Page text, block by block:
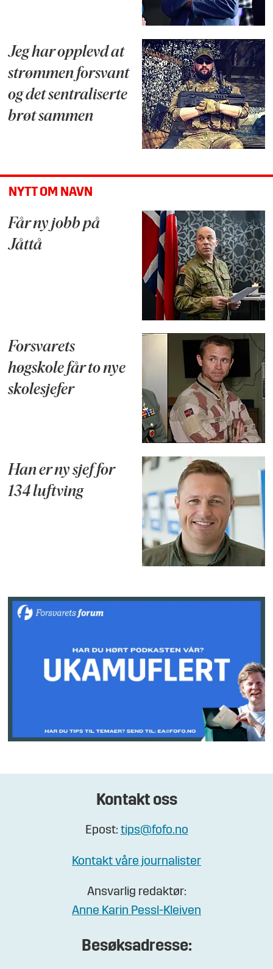
Jeg har opplevd at
strømmen forsvant
og det sentraliserte
brøt sammen
NYTT OM NAVN
Får ny jobb på
Jåttå
Forsvarets
høgskole får to nye
skolesjefer
Han er ny sjef for
134 luftving
Kontakt oss
Epost: tips@fofo.no
Kontakt våre journalister
Ansvarlig redaktør:
Anne Karin Pessl-Kleiven
Besøksadresse: